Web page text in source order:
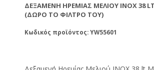
ΔΕΞΑΜΕΝΉ ΗΡΕΜΊΑΣ ΜΕΛΙΟΎ ΙΝΟΧ 38 LT
(ΔΏΡΟ ΤΟ ΦΊΛΤΡΟ ΤΟΥ)
Κωδικός προϊόντος: YW55601